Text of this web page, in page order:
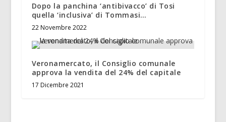
Dopo la panchina ‘antibivacco’ di Tosi
quella ‘inclusiva’ di Tommasi…
22 Novembre 2022
Veronamercato, il Consiglio comunale
approva la vendita del 24% del capitale
17 Dicembre 2021